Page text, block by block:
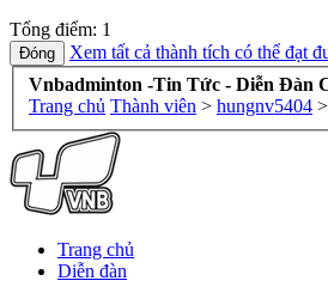
Tổng điểm: 1
Xem tất cả thành tích có thể đạt
Vnbadminton -Tin Tức - Diễn Đàn
Trang chủ Thành viên > hungnv5404 >
Trang chủ
Diễn đàn